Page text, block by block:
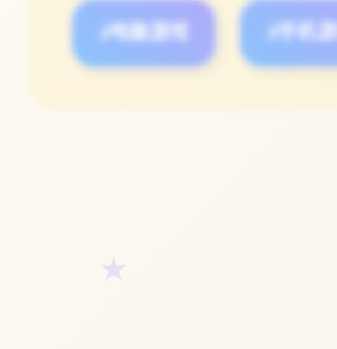
#电脑游戏 #手机游
★